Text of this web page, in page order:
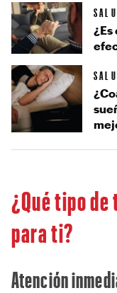
¿Qué tipo
para ti?
Atención